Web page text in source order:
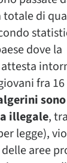
di
dove la
fra
illegale,
legge),
aree